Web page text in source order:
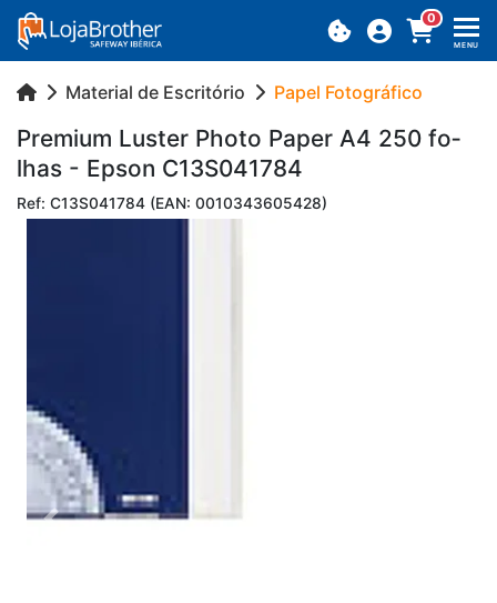
0
MENU
Material de Escritório Papel Fotográfico
Pre­mium Luster Photo Paper A4 250 fo­
lhas - Epson C13S041784
Ref: C13S041784 (EAN: 0010343605428)